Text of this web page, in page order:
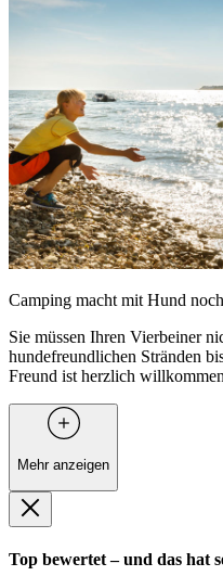
Camping macht mit Hund
Sie müssen Ihren Vierbeiner
hundefreundlichen Stränden
Freund ist herzlich
Mehr anzeigen
Top bewertet – und das hat